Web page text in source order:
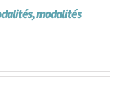
modalités